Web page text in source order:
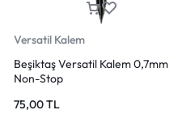
Versatil Kalem
Beşiktaş Versatil Kalem 0,7mm
Non-Stop
75,00TL